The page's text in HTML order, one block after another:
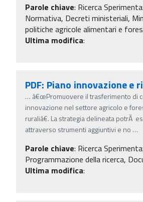
Parole chiave: Ricerca
Normativa, Decreti ministeriali,
politiche agricole alimentari e
Ultima modifica:
PDF: Piano innovazione e
… â€œPromuovere il trasferimento di
innovazione nel settore agricolo e
ruraliâ€. La strategia delineata potrÃ
attraverso strumenti aggiuntivi e no …
Parole chiave: Ricerca
Programmazione della ricerca,
Ultima modifica: